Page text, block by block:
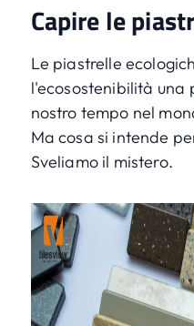
Capire le
Le piastrelle
l'ecosostenibilità una
nostro tempo nel
Ma cosa si intende
Sveliamo il mistero.